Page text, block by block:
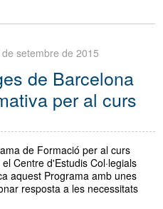
setembre de 2015
de Barcelona
per al curs
de Formació per al curs
Centre d'Estudis Col·legials
aquest Programa amb unes
resposta a les necessitats